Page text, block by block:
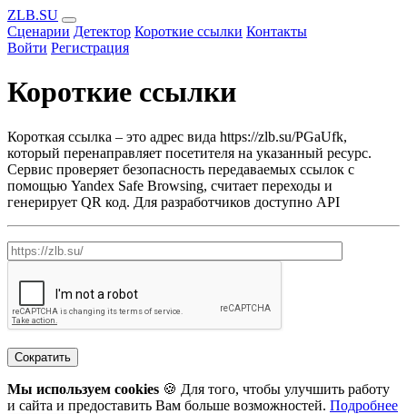
ZLB.SU
Сценарии Детектор Короткие ссылки Контакты
Войти Регистрация
Короткие ссылки
Короткая ссылка – это адрес вида https://zlb.su/PGaUfk,
который перенаправляет посетителя на указанный ресурс.
Сервис проверяет безопасность передаваемых ссылок с
помощью Yandex Safe Browsing, считает переходы и
генерирует QR код. Для разработчиков доступно API
Сократить
Мы используем cookies 🍪 Для того, чтобы улучшить работу
и сайта и предоставить Вам больше возможностей. Подробнее